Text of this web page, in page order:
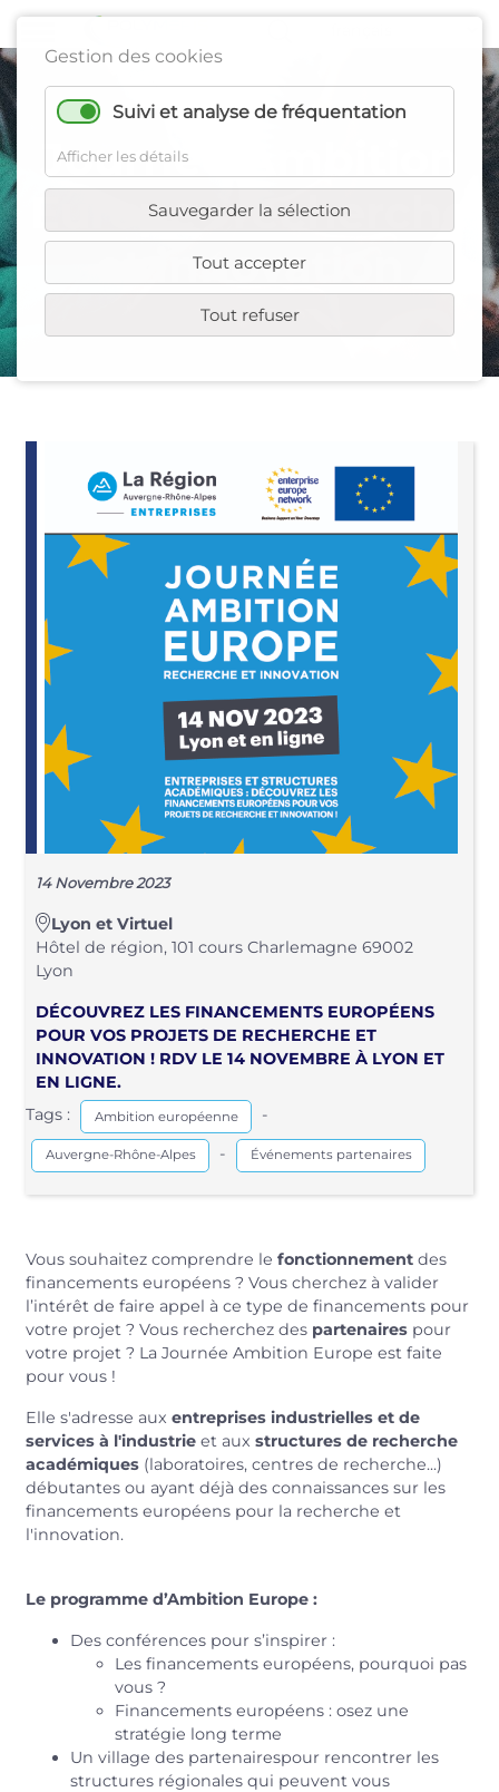
Gestion des cookies
Suivi et analyse de fréquentation
Afficher les détails
Sauvegarder la sélection
Tout accepter
Tout refuser
Journée Ambition
Europe : recherche
et innovation
14 Novembre 2023
Lyon et Virtuel
Hôtel de région, 101 cours Charlemagne 69002
Lyon
DÉCOUVREZ LES FINANCEMENTS EUROPÉENS
POUR VOS PROJETS DE RECHERCHE ET
INNOVATION ! RDV LE 14 NOVEMBRE À LYON ET
EN LIGNE.
Tags :
Ambition européenne -
Auvergne-Rhône-Alpes - Événements partenaires
Vous souhaitez comprendre le fonctionnement des
financements européens ? Vous cherchez à valider
l’intérêt de faire appel à ce type de financements pour
votre projet ? Vous recherchez des partenaires pour
votre projet ? La Journée Ambition Europe est faite
pour vous !
Elle s'adresse aux entreprises industrielles et de
services à l'industrie et aux structures de recherche
académiques (laboratoires, centres de recherche...)
débutantes ou ayant déjà des connaissances sur les
financements européens pour la recherche et
l'innovation.
Le programme d’Ambition Europe :
Des conférences pour s’inspirer :
Les financements européens, pourquoi pas
vous ?
Financements européens : osez une
stratégie long terme
Un village des partenairespour rencontrer les
structures régionales qui peuvent vous